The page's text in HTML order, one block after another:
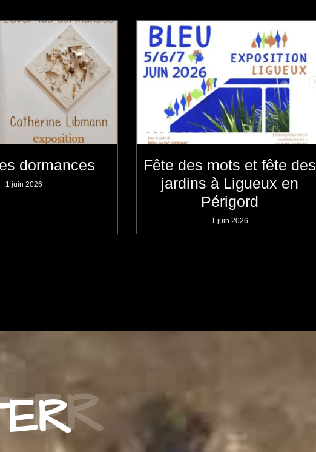
dormances
1 juin 2026
Fête des mots et fête des
jardins à Ligueux en
Périgord
1 juin 2026